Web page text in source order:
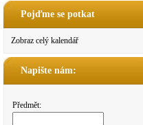
Pojďme se potkat
Zobraz celý kalendář
Napište nám:
Předmět: